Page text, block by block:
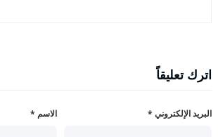
اترك تعليقاً
الاسم * البريد الإلكتروني *